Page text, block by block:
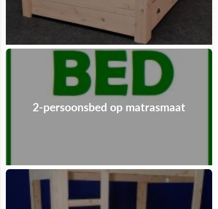
2-persoonsbed op matrasmaat